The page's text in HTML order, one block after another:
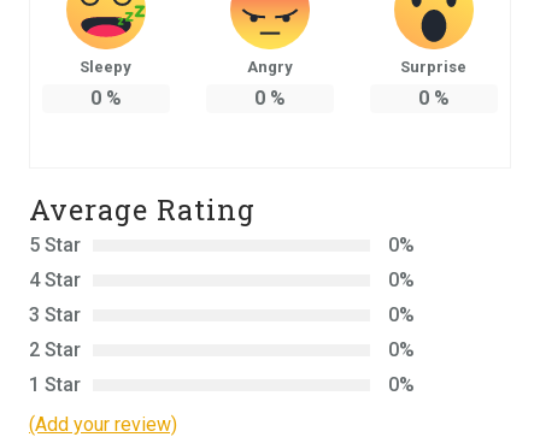
Sleepy
0%
Angry
0%
Surprise
0%
Average Rating
5 Star
0%
4 Star
0%
3 Star
0%
2 Star
0%
1 Star
0%
(Add your review)